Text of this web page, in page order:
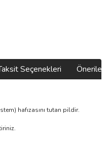
Seçenekleri
hafızasını tutan pildir.